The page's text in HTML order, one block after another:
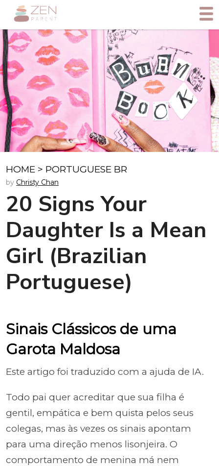
HOME > PORTUGUESE BR
by Christy Chan
20 Signs Your
Daughter Is a Mean
Girl (Brazilian
Portuguese)
Sinais Clássicos de uma
Garota Maldosa
Este artigo foi traduzido com a ajuda de IA.
Todo pai quer acreditar que sua filha é
gentil, empática e bem quista pelos seus
colegas, mas às vezes os sinais apontam
para uma direção menos lisonjeira. O
comportamento de menina má nem